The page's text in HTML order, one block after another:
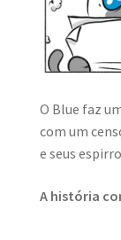
O Blue faz
com um
e seus
A história